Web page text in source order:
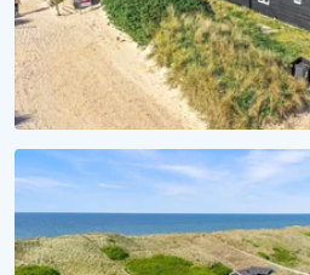
MEERTRÄUME
Aufwachen mit Wellenrauschen
Ferienhäuser direkt am Strand